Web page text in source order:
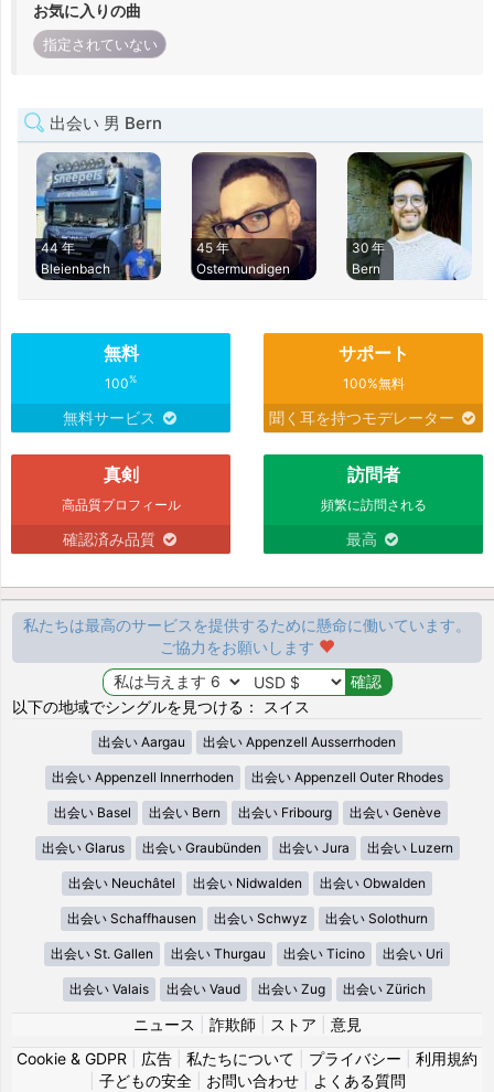
お気に入りの曲
指定されていない
出会い 男 Bern
44 年
Bleienbach
45 年
Ostermundigen
30 年
Bern
無料
100%
無料サービス
サポート
100%無料
聞く耳を持つモデレーター
真剣
高品質プロフィール
確認済み品質
訪問者
頻繁に訪問される
最高
私たちは最高のサービスを提供するために懸命に働いています。
ご協力をお願いします
以下の地域でシングルを見つける： スイス
出会い Aargau 出会い Appenzell Ausserrhoden
出会い Appenzell Innerrhoden 出会い Appenzell Outer Rhodes
出会い Basel 出会い Bern 出会い Fribourg 出会い Genève
出会い Glarus 出会い Graubünden 出会い Jura 出会い Luzern
出会い Neuchâtel 出会い Nidwalden 出会い Obwalden
出会い Schaffhausen 出会い Schwyz 出会い Solothurn
出会い St. Gallen 出会い Thurgau 出会い Ticino 出会い Uri
出会い Valais 出会い Vaud 出会い Zug 出会い Zürich
ニュース 詐欺師 ストア
意見
Cookie & GDPR
広告 私たちについて プライバシー
利用規約
子どもの安全| お問い合わせ| よくある質問